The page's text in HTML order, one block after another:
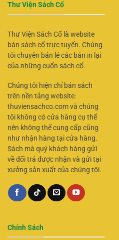
Thư Viện Sách Cổ
Thư Viện Sách Cổ là website
bán sách cổ trực tuyến. Chúng
tôi chuyên bán lẻ các bản in lại
của những cuốn sách cổ.
Chúng tôi hiện chỉ bán sách
trên nền tảng website:
thuviensachco.com và chúng
tôi không có cửa hàng cụ thể
nên không thể cung cấp cũng
như nhận hàng tại cửa hàng.
Sách mà quý khách hàng gửi
về đổi trả được nhận và gửi tại
xưởng sản xuất của chúng tôi.
Chính Sách